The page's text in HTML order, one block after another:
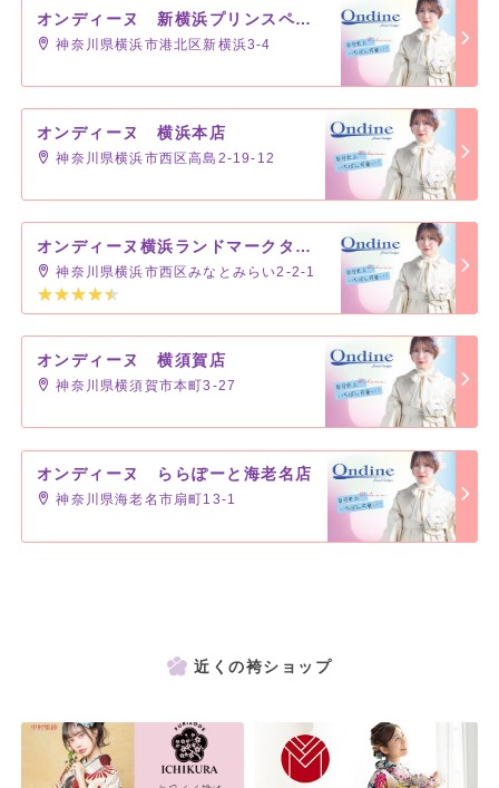
オンディーヌ 新横浜プリンスペペ店
神奈川県横浜市港北区新横浜3-4
オンディーヌ 横浜本店
神奈川県横浜市西区高島2-19-12
オンディーヌ横浜ランドマークタワー店
神奈川県横浜市西区みなとみらい2-2-1
オンディーヌ 横須賀店
神奈川県横須賀市本町3-27
オンディーヌ ららぽーと海老名店
神奈川県海老名市扇町13-1
近くの袴ショップ